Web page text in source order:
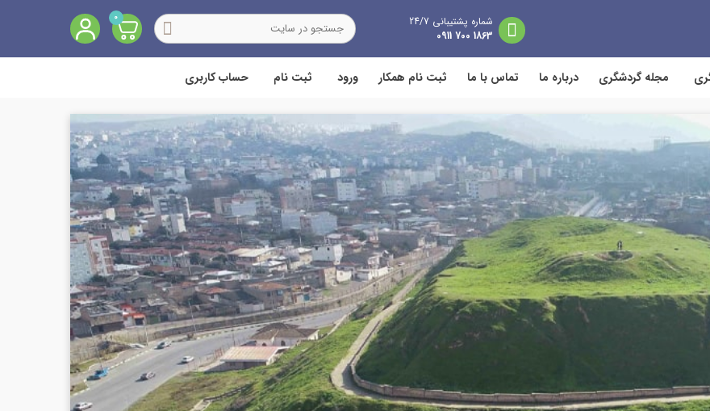
شماره پشتیبانی 24/7
1863 700 0911
0
مجله گردشگری درباره ما تماس با ما ثبت نام همکار ورود ثبت نام حساب کاربری